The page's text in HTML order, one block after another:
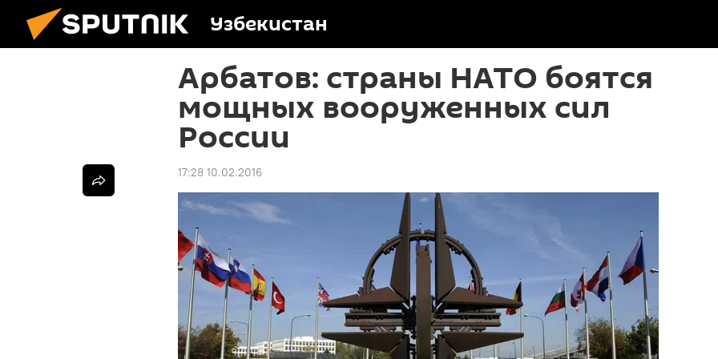
Узбекистан
Арбатов: страны НАТО боятся
мощных вооруженных сил
России
17:28 10.02.2016